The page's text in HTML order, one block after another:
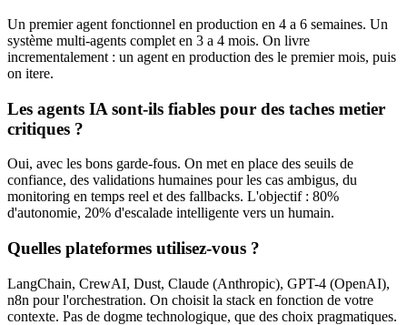
Un premier agent fonctionnel en production en 4 a 6 semaines. Un
système multi-agents complet en 3 a 4 mois. On livre
incrementalement : un agent en production des le premier mois, puis
on itere.
Les agents IA sont-ils fiables pour des taches metier
critiques ?
Oui, avec les bons garde-fous. On met en place des seuils de
confiance, des validations humaines pour les cas ambigus, du
monitoring en temps reel et des fallbacks. L'objectif : 80%
d'autonomie, 20% d'escalade intelligente vers un humain.
Quelles plateformes utilisez-vous ?
LangChain, CrewAI, Dust, Claude (Anthropic), GPT-4 (OpenAI),
n8n pour l'orchestration. On choisit la stack en fonction de votre
contexte. Pas de dogme technologique, que des choix pragmatiques.